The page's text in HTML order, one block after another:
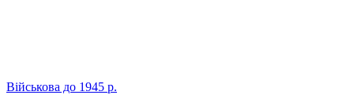
Військова до 1945 р.